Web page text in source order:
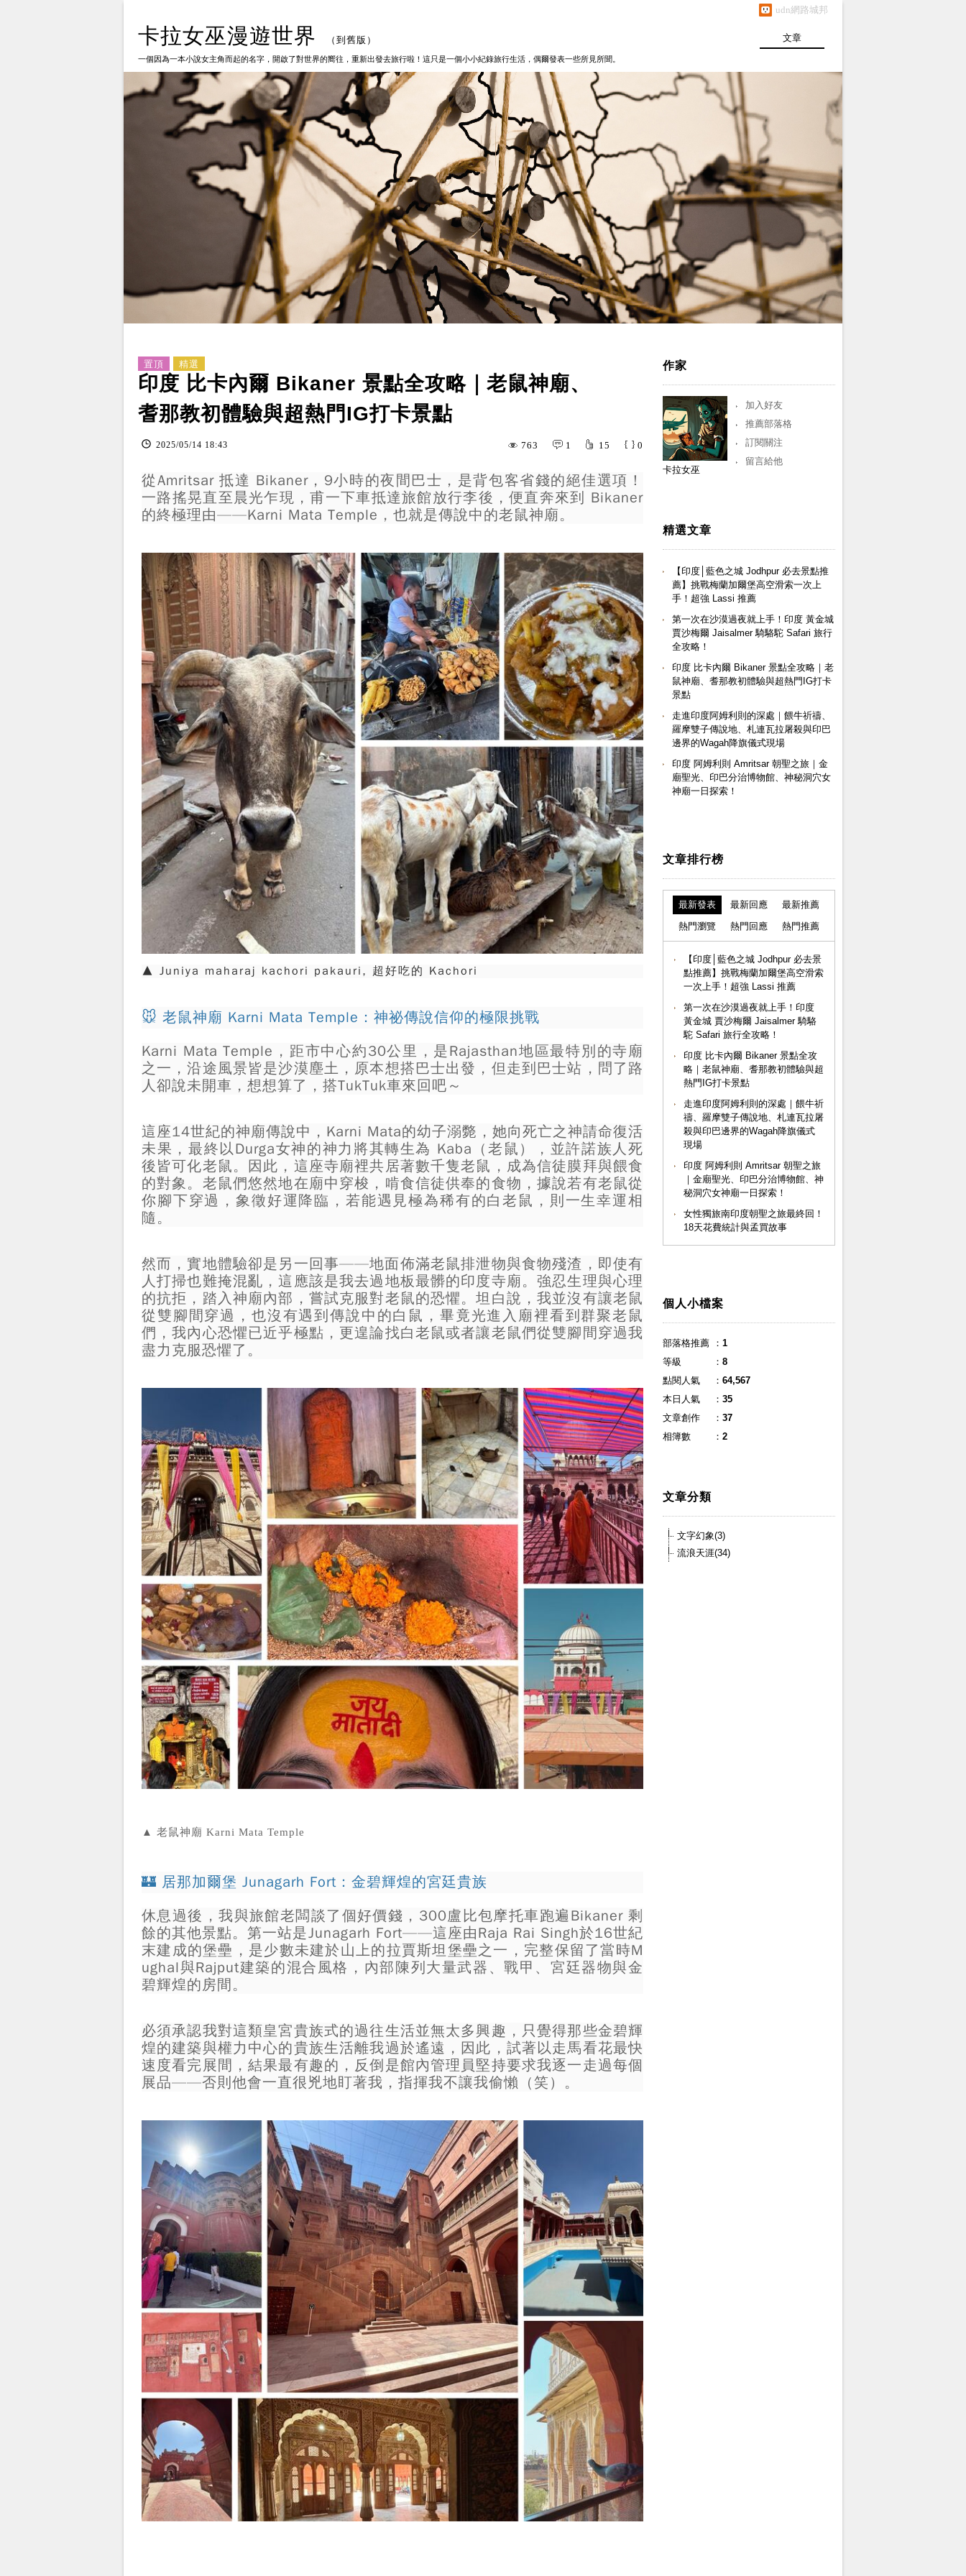
udn網路城邦
卡拉女巫漫遊世界 （ 到舊版 ）
一個因為一本小說女主角而起的名字，開啟了對世界的嚮往，重新出發去旅行啦！這只是一個小小紀錄旅行生活，偶爾發表一些所見所聞。
文章
置頂 精選
印度 比卡內爾 Bikaner 景點全攻略｜老鼠神廟、
耆那教初體驗與超熱門IG打卡景點
2025/05/14 18:43 763 1 15 0
從Amritsar 抵達 Bikaner，9小時的夜間巴士，是背包客省錢的絕佳選項！
一路搖晃直至晨光乍現，甫一下車抵達旅館放行李後，便直奔來到 Bikaner
的終極理由——Karni Mata Temple，也就是傳說中的老鼠神廟。
▲ Juniya maharaj kachori pakauri, 超好吃的 Kachori
🐭 老鼠神廟 Karni Mata Temple：神祕傳說信仰的極限挑戰
Karni Mata Temple，距市中心約30公里，是Rajasthan地區最特別的寺廟
之一，沿途風景皆是沙漠塵土，原本想搭巴士出發，但走到巴士站，問了路
人卻說未開車，想想算了，搭TukTuk車來回吧～
這座14世紀的神廟傳說中，Karni Mata的幼子溺斃，她向死亡之神請命復活
未果，最終以Durga女神的神力將其轉生為 Kaba（老鼠），並許諾族人死
後皆可化老鼠。因此，這座寺廟裡共居著數千隻老鼠，成為信徒膜拜與餵食
的對象。老鼠們悠然地在廟中穿梭，啃食信徒供奉的食物，據說若有老鼠從
你腳下穿過，象徵好運降臨，若能遇見極為稀有的白老鼠，則一生幸運相
隨。
然而，實地體驗卻是另一回事——地面佈滿老鼠排泄物與食物殘渣，即使有
人打掃也難掩混亂，這應該是我去過地板最髒的印度寺廟。強忍生理與心理
的抗拒，踏入神廟內部，嘗試克服對老鼠的恐懼。坦白說，我並沒有讓老鼠
從雙腳間穿過，也沒有遇到傳說中的白鼠，畢竟光進入廟裡看到群聚老鼠
們，我內心恐懼已近乎極點，更遑論找白老鼠或者讓老鼠們從雙腳間穿過我
盡力克服恐懼了。
▲ 老鼠神廟 Karni Mata Temple
🏰 居那加爾堡 Junagarh Fort：金碧輝煌的宮廷貴族
休息過後，我與旅館老闆談了個好價錢，300盧比包摩托車跑遍Bikaner 剩
餘的其他景點。第一站是Junagarh Fort——這座由Raja Rai Singh於16世紀
末建成的堡壘，是少數未建於山上的拉賈斯坦堡壘之一，完整保留了當時M
ughal與Rajput建築的混合風格，內部陳列大量武器、戰甲、宮廷器物與金
碧輝煌的房間。
必須承認我對這類皇宮貴族式的過往生活並無太多興趣，只覺得那些金碧輝
煌的建築與權力中心的貴族生活離我過於遙遠，因此，試著以走馬看花最快
速度看完展間，結果最有趣的，反倒是館內管理員堅持要求我逐一走過每個
展品——否則他會一直很兇地盯著我，指揮我不讓我偷懶（笑）。
作家
加入好友
推薦部落格
訂閱關注
留言給他
卡拉女巫
精選文章
【印度│藍色之城 Jodhpur 必去景點推
薦】挑戰梅蘭加爾堡高空滑索一次上
手！超強 Lassi 推薦
第一次在沙漠過夜就上手！印度 黃金城
賈沙梅爾 Jaisalmer 騎駱駝 Safari 旅行
全攻略！
印度 比卡內爾 Bikaner 景點全攻略｜老
鼠神廟、耆那教初體驗與超熱門IG打卡
景點
走進印度阿姆利則的深處｜餵牛祈禱、
羅摩雙子傳說地、札連瓦拉屠殺與印巴
邊界的Wagah降旗儀式現場
印度 阿姆利則 Amritsar 朝聖之旅｜金
廟聖光、印巴分治博物館、神秘洞穴女
神廟一日探索！
文章排行榜
最新發表 最新回應
最新推薦
熱門瀏覽
熱門回應 熱門推薦
【印度│藍色之城 Jodhpur 必去景
點推薦】挑戰梅蘭加爾堡高空滑索
一次上手！超強 Lassi 推薦
第一次在沙漠過夜就上手！印度
黃金城 賈沙梅爾 Jaisalmer 騎駱
駝 Safari 旅行全攻略！
印度 比卡內爾 Bikaner 景點全攻
略｜老鼠神廟、耆那教初體驗與超
熱門IG打卡景點
走進印度阿姆利則的深處｜餵牛祈
禱、羅摩雙子傳說地、札連瓦拉屠
殺與印巴邊界的Wagah降旗儀式
現場
印度 阿姆利則 Amritsar 朝聖之旅
｜金廟聖光、印巴分治博物館、神
秘洞穴女神廟一日探索！
女性獨旅南印度朝聖之旅最終回！
18天花費統計與孟買故事
個人小檔案
部落格推薦 ： 1
等級
： 8
點閱人氣
： 64,567
本日人氣
： 35
文章創作
： 37
相簿數
： 2
文章分類
文字幻象(3)
流浪天涯(34)